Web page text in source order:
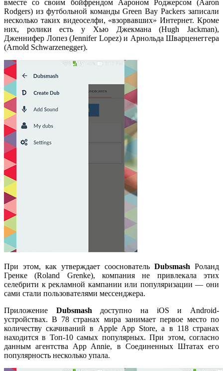
вместе со своим бойфрендом Аароном Роджерсом (Aaron
Rodgers) из футбольной команды Green Bay Packers записали
несколько таких видеоселфи, «взорвавших» Интернет. Кроме
них, ролики есть у Хью Джекмана (Hugh Jackman),
Дженнифер Лопез (Jennifer Lopez) и Арнольда Шварценеггера
(Arnold Schwarzenegger).
При этом, как утверждает сооснователь Dubsmash Роланд
Гренке (Roland Grenke), компания не привлекала этих
селебрити к рекламной кампании или популяризации — они
сами стали пользователями мессенджера.
Приложение Dubsmash доступно на iOS и Android-
устройствах. В 78 странах мира занимает первое место по
количеству скачиваний в Apple App Store, а в 118 странах
находится в Топ-10 самых популярных. При этом, согласно
данным агентства App Annie, в Соединенных Штатах его
популярность несколько упала.